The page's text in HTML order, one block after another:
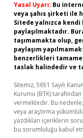
Yasal Uyarı: Bu
veya şahıs şirketi ile
Sitede yalnızca kendi
paylaşılmaktadır.
taşımamakta olup,
paylaşım
benzerlikleri
taslak halindedir ve
Sitemiz, 5651 Sayılı
Kurumu (BTK)
vermektedir. Bu
veya araştırma
yazdıkları içeriklerin
bu sorumluluğu kabul